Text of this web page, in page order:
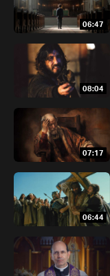
06:47
08:04
07:17
06:44